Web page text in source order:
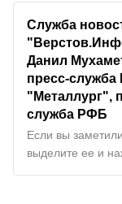
Служба
Данил
пресс-служба
"Металлург",
служба РФБ
Если вы
выделите ее и